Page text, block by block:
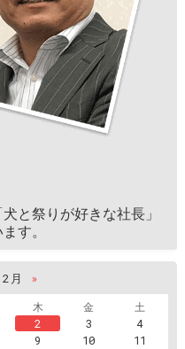
と祭りが好きな社長」
す。
月
»
木 金
土
2 3
4
9 10
11